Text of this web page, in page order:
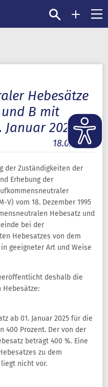
Hebesätze
B mit
Januar 2025
18.02.2025
der Zuständigkeiten der
Erhebung der
V) vom 18. Dezember 1995
Hebesatz und
bei der
Hebesatzes von dem
geeigneter Art und Weise
deshalb die
ab 01. Januar 2025 für die
400 Prozent. Der von der
beträgt 400 %. Eine
zu dem
nicht vor.